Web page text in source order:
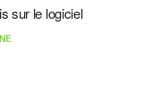
sur le logiciel